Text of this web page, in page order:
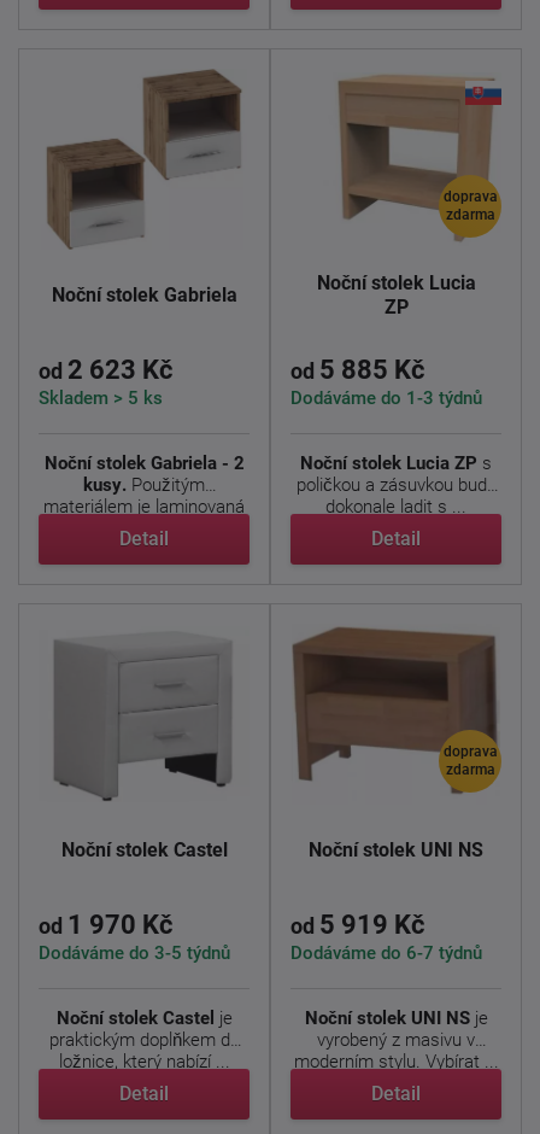
Noční stolek Gabriela
od 2 623 Kč
Skladem > 5 ks
Noční stolek Gabriela - 2
kusy. Použitým
materiálem je laminovaná
...
Detail
doprava
zdarma
Noční stolek Lucia
ZP
od 5 885 Kč
Dodáváme do 1-3 týdnů
Noční stolek Lucia ZP s
poličkou a zásuvkou bude
dokonale ladit s ...
Detail
Noční stolek Castel
od 1 970 Kč
Dodáváme do 3-5 týdnů
Noční stolek Castel je
praktickým doplňkem do
ložnice, který nabízí ...
Detail
doprava
zdarma
Noční stolek UNI NS
od 5 919 Kč
Dodáváme do 6-7 týdnů
Noční stolek UNI NS je
vyrobený z masivu v
moderním stylu. Vybírat ...
Detail